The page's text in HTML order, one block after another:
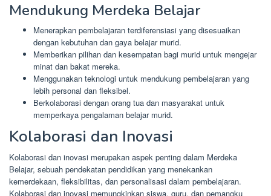
Mendukung Merdeka Belajar
Menerapkan pembelajaran terdiferensiasi yang disesuaikan
dengan kebutuhan dan gaya belajar murid.
Memberikan pilihan dan kesempatan bagi murid untuk mengejar
minat dan bakat mereka.
Menggunakan teknologi untuk mendukung pembelajaran yang
lebih personal dan fleksibel.
Berkolaborasi dengan orang tua dan masyarakat untuk
memperkaya pengalaman belajar murid.
Kolaborasi dan Inovasi
Kolaborasi dan inovasi merupakan aspek penting dalam Merdeka
Belajar, sebuah pendekatan pendidikan yang menekankan
kemerdekaan, fleksibilitas, dan personalisasi dalam pembelajaran.
Kolaborasi dan inovasi memungkinkan siswa, guru, dan pemangku